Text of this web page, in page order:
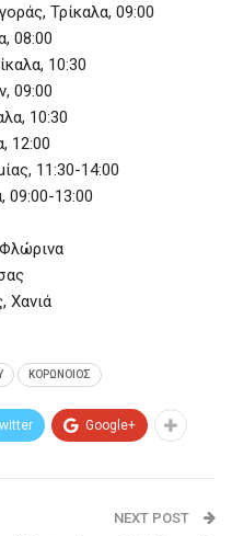
Τρίκαλα, 09:00
08:00
10:30
09:00
10:30
12:00
11:30-14:00
09:00-13:00
Χανιά
ΚΟΡΩΝΟΙΟΣ
Google+
NEXT POST